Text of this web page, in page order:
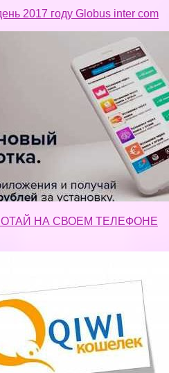
2017 году Globus inter com
НА СВОЕМ ТЕЛЕФОНЕ